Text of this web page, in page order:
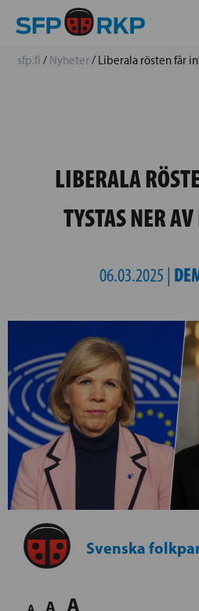
sfp.fi / Nyheter/ Liberala rösten får
LIBERALA
TYSTAS NER
06.03.2025 |
Svenska
A A